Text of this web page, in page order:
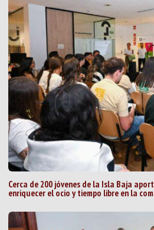
Cerca de 200 jóvenes de la Isla Baja
enriquecer el ocio y tiempo libre en la